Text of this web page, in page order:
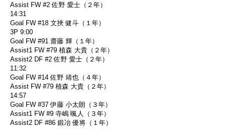
Assist FW #2 佐野 愛士（２年）
14:31
Goal FW #18 文挾 健斗（１年）
3P 9:00
Goal FW #91 齋藤 輝（１年）
Assist1 FW #79 植森 大貴（２年）
Assist2 DF #2 佐野 愛士（２年）
11:32
Goal FW #14 佐野 靖也（４年）
Assist FW #79 植森 大貴（２年）
14:57
Goal FW #37 伊藤 小太朗（３年）
Assist1 FW #9 寺嶋 颯人（３年）
Assist2 DF #86 鍛冶 優将（１年）